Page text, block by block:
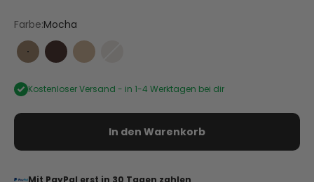
Farbe:Mocha
MochaCoffeeSand
Kostenloser Versand - in 1-4 Werktagen bei dir
In den Warenkorb
Mit PayPal erst in 30 Tagen zahlen